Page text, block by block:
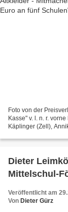
Foto von der
Kasse" v. l. n. r.
Käplinger (Zell),
Dieter
Mittelschul-
Veröffentlicht am
Von Dieter Gürz